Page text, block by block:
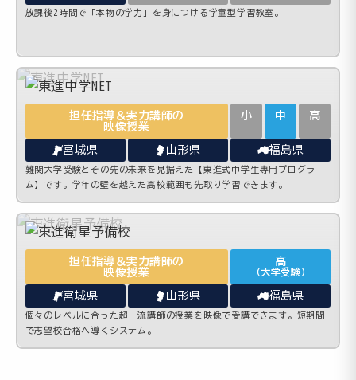
放課後2時間で「本物の学力」を身につける学童型学習教室。
担任指導＆実力講師の
映像授業
小 中 高
宮城県 山形県 福島県
難関大学受験とその先の未来を見据えた【東進式中学生専用プログラ
ム】です。学年の壁を越えた高校範囲も先取り学習できます。
担任指導＆実力講師の
映像授業
高
(大学受験)
宮城県 山形県 福島県
個々のレベルに合った超一流講師の授業を映像で受講できます。短期間
で志望校合格へ導くシステム。